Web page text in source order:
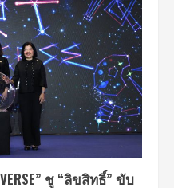
ชู “ลิขสิทธิ์” ขับ